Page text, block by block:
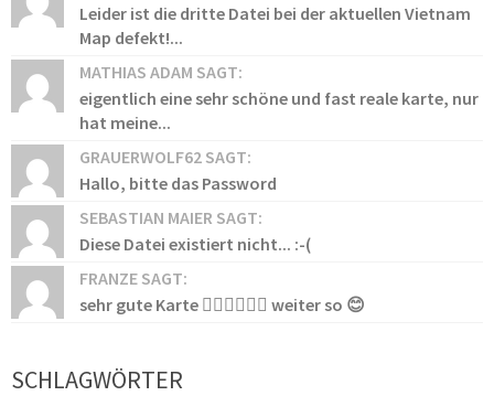
Leider ist die dritte Datei bei der aktuellen Vietnam
Map defekt!...
MATHIAS ADAM SAGT:
eigentlich eine sehr schöne und fast reale karte, nur
hat meine...
GRAUERWOLF62 SAGT:
Hallo, bitte das Password
SEBASTIAN MAIER SAGT:
Diese Datei existiert nicht... :-(
FRANZE SAGT:
sehr gute Karte 👍🏻👍🏻👍🏻 weiter so 😊
SCHLAGWÖRTER